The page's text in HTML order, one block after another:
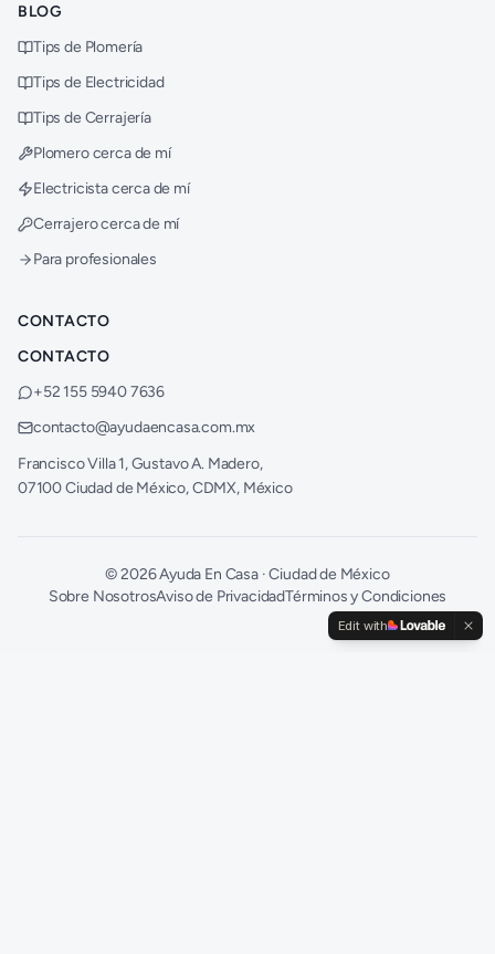
BLOG
Tips de Plomería
Tips de Electricidad
Tips de Cerrajería
Plomero cerca de mí
Electricista cerca de mí
Cerrajero cerca de mí
Para profesionales
CONTACTO
CONTACTO
+52 155 5940 7636
contacto@ayudaencasa.com.mx
Francisco Villa 1, Gustavo A. Madero,
07100 Ciudad de México, CDMX, México
©2026Ayuda En Casa · Ciudad de México
Sobre NosotrosAviso de PrivacidadTérminos y Condiciones
Edit with